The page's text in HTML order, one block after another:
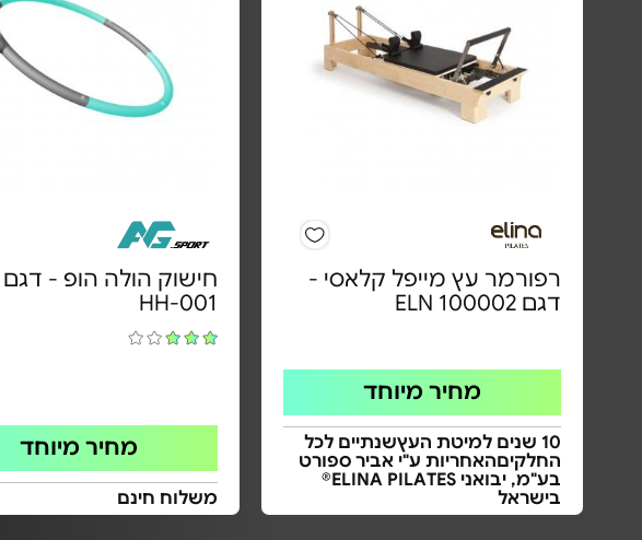
רפורמר עץ מייפל קלאסי -
דגם ELN 100002
מחיר מיוחד
10 שנים למיטת העץשנתיים לכל
החלקיםהאחריות ע"י אביר ספורט
בע"מ, יבואני ELINA PILATES®
בישראל
HH-001
מחיר מיוחד
משלוח חינם